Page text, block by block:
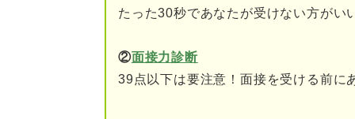
⑥責任感
人材価値を高めよう！ 業務遂
たった30秒であなたが受けない方がい
②面接力診断
39点以下は要注意！面接を受ける前に